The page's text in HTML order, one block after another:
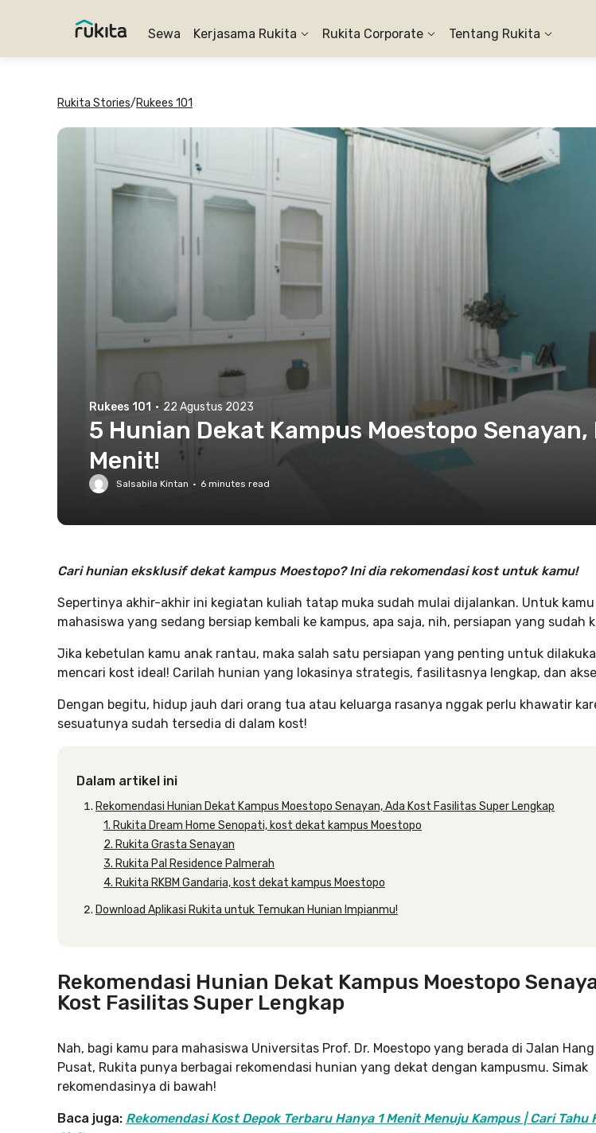
Sewa Kerjasama Rukita Rukita Corporate Tentang Rukita
Rukita Stories/Rukees 101
Rukees 101 · 22 Agustus 2023
5 Hunian Dekat Kampus Moestopo Senayan,
Menit!
Salsabila Kintan · 6 minutes read
Cari hunian eksklusif dekat kampus Moestopo? Ini dia rekomendasi kost untuk kamu!
Sepertinya akhir-akhir ini kegiatan kuliah tatap muka sudah mulai dijalankan. Untuk kamu
mahasiswa yang sedang bersiap kembali ke kampus, apa saja, nih, persiapan yang sudah
Jika kebetulan kamu anak rantau, maka salah satu persiapan yang penting untuk
mencari kost ideal! Carilah hunian yang lokasinya strategis, fasilitasnya lengkap, dan
Dengan begitu, hidup jauh dari orang tua atau keluarga rasanya nggak perlu khawatir
sesuatunya sudah tersedia di dalam kost!
Dalam artikel ini
Rekomendasi Hunian Dekat Kampus Moestopo Senayan, Ada Kost Fasilitas Super Lengkap
1. Rukita Dream Home Senopati, kost dekat kampus Moestopo
2. Rukita Grasta Senayan
3. Rukita Pal Residence Palmerah
4. Rukita RKBM Gandaria, kost dekat kampus Moestopo
Download Aplikasi Rukita untuk Temukan Hunian Impianmu!
Rekomendasi Hunian Dekat Kampus Moestopo
Kost Fasilitas Super Lengkap
Nah, bagi kamu para mahasiswa Universitas Prof. Dr. Moestopo yang berada di Jalan
Pusat, Rukita punya berbagai rekomendasi hunian yang dekat dengan kampusmu. Simak
rekomendasinya di bawah!
Baca juga: Rekomendasi Kost Depok Terbaru Hanya 1 Menit Menuju Kampus | Cari Tahu